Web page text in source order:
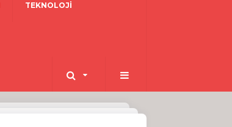
TEKNOLOJİ